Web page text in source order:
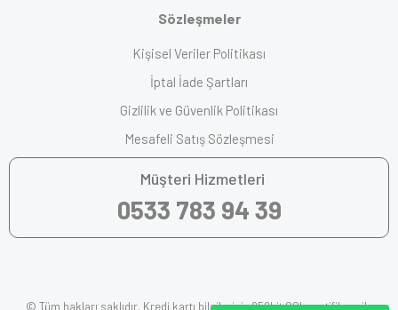
Sözleşmeler
Kişisel Veriler Politikası
İptal İade Şartları
Gizlilik ve Güvenlik Politikası
Mesafeli Satış Sözleşmesi
Müşteri Hizmetleri
0533 783 94 39
© Tüm hakları saklıdır. Kredi kartı bilgileriniz 256bit SSL sertifikası ile